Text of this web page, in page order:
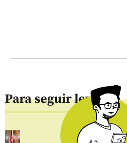
Para seguir leyendo